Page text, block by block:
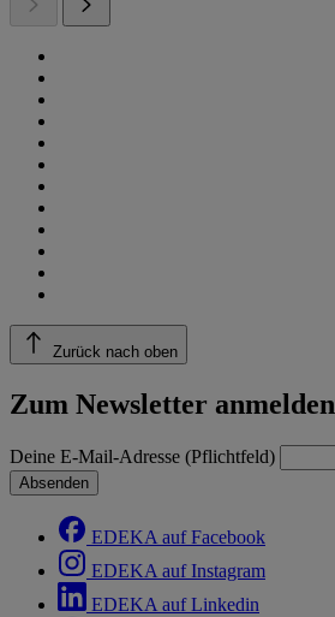
Zurück nach oben
Zum Newsletter anmelden
Deine E-Mail-Adresse (Pflichtfeld)
Absenden
EDEKA auf Facebook
EDEKA auf Instagram
EDEKA auf Linkedin